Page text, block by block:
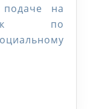
заявкина
по